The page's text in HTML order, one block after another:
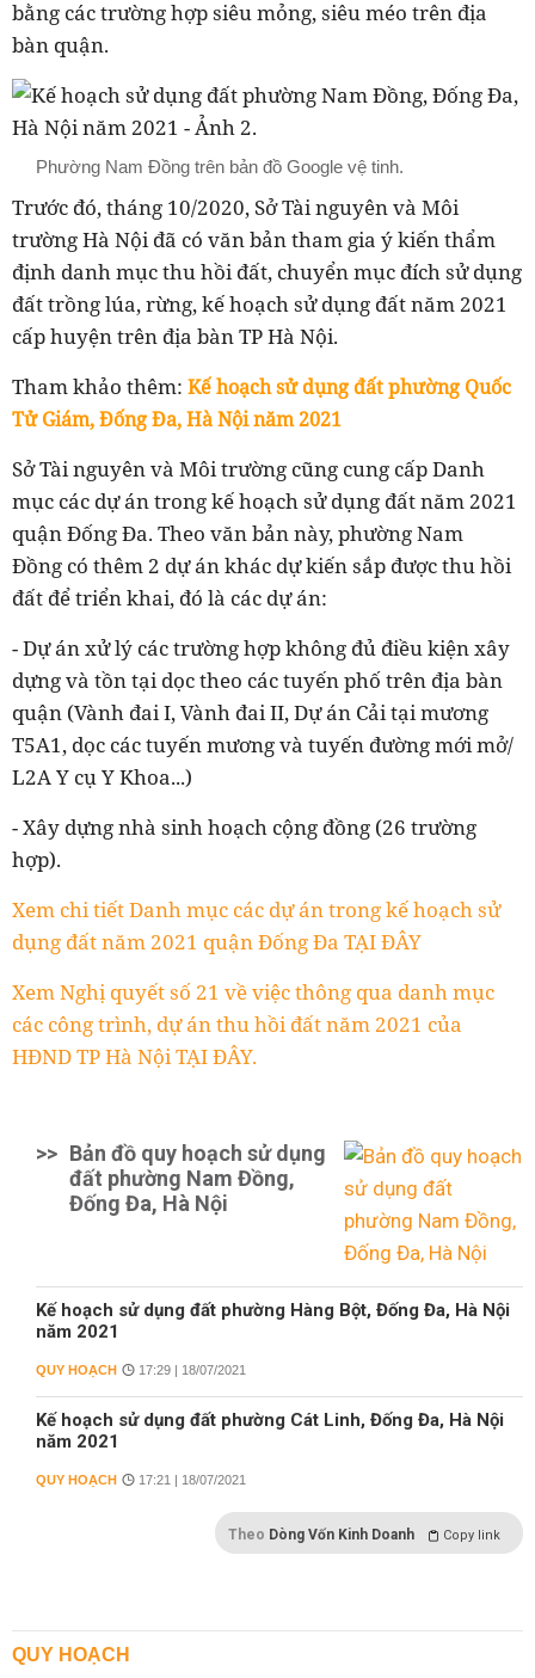
bằng các trường hợp siêu mỏng, siêu méo trên địa
bàn quận.
Phường Nam Đồng trên bản đồ Google vệ tinh.
Trước đó, tháng 10/2020, Sở Tài nguyên và Môi
trường Hà Nội đã có văn bản tham gia ý kiến thẩm
định danh mục thu hồi đất, chuyển mục đích sử dụng
đất trồng lúa, rừng, kế hoạch sử dụng đất năm 2021
cấp huyện trên địa bàn TP Hà Nội.
Tham khảo thêm: Kế hoạch sử dụng đất phường Quốc
Tử Giám, Đống Đa, Hà Nội năm 2021
Sở Tài nguyên và Môi trường cũng cung cấp Danh
mục các dự án trong kế hoạch sử dụng đất năm 2021
quận Đống Đa. Theo văn bản này, phườngNam
Đồng có thêm 2 dự án khác dự kiến sắp được thu hồi
đất để triển khai, đó là các dự án:
- Dự án xử lý các trường hợp không đủ điều kiện xây
dựng và tồn tại dọc theo các tuyến phố trên địa bàn
quận (Vành đai I, Vành đai II, Dự án Cải tại mương
T5A1, dọc các tuyến mương và tuyến đường mới mở/
L2A Y cụ Y Khoa...)
- Xây dựng nhà sinh hoạch cộng đồng (26 trường
hợp).
Xem chi tiết Danh mục các dự án trong kế hoạch sử
dụng đất năm 2021 quận Đống Đa TẠI ĐÂY
Xem Nghị quyết số 21 về việc thông qua danh mục
các công trình, dự án thu hồi đất năm 2021 của
HĐND TP Hà Nội TẠI ĐÂY.
>> Bản đồ quy hoạch sử dụng
đất phường Nam Đồng,
Đống Đa, Hà Nội
Kế hoạch sử dụng đất phường Hàng Bột, Đống Đa, Hà Nội
năm 2021
QUY HOẠCH 17:29 | 18/07/2021
Kế hoạch sử dụng đất phường Cát Linh, Đống Đa, Hà Nội
năm 2021
QUY HOẠCH 17:21 | 18/07/2021
Theo Dòng Vốn Kinh Doanh Copy link
QUY HOẠCH